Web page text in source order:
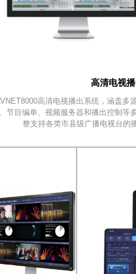
高清电视
高清电视播出系统，涵盖多
节目编单、视频服务器和播出控制等
整支持各类市县级广播电视台的